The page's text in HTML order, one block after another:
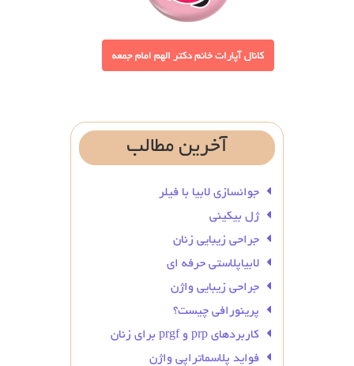
آخرین مطالب
جوانسازی لابیا با فیلر
ژل بیکینی
جراحی زیبایی زنان
لابیاپلاستی حرفه ای
جراحی زیبایی واژن
پرینورافی چیست؟
کاربردهای prp و prgf برای زنان
فواید پلاسماتراپی واژن